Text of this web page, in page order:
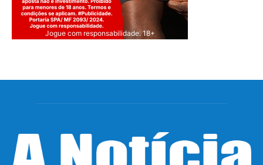
Jogue com responsabilidade. 18+